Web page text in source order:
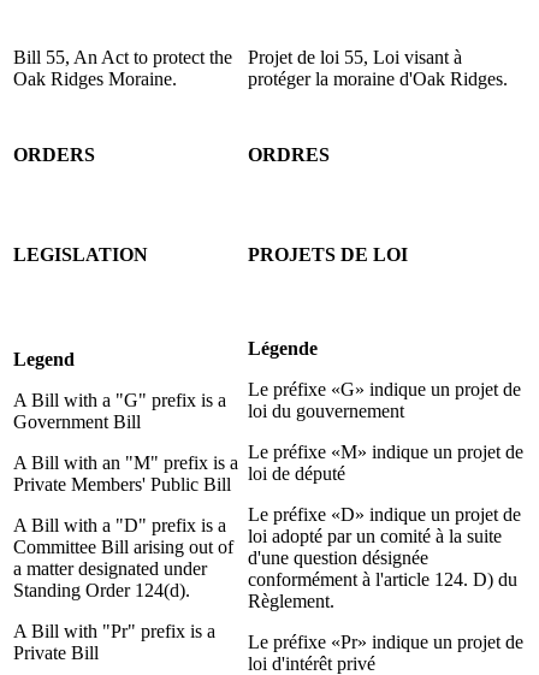
Bill 55, An Act to protect the
Oak Ridges Moraine.
Projet de loi 55, Loi visant à
protéger la moraine d'Oak Ridges.
ORDERS ORDRES
LEGISLATION PROJETS DE LOI
Legend
A Bill with a "G" prefix is a
Government Bill
A Bill with an "M" prefix is a
Private Members' Public Bill
A Bill with a "D" prefix is a
Committee Bill arising out of
a matter designated under
Standing Order 124(d).
A Bill with "Pr" prefix is a
Private Bill
Légende
Le préfixe «G» indique un projet de
loi du gouvernement
Le préfixe «M» indique un projet de
loi de député
Le préfixe «D» indique un projet de
loi adopté par un comité à la suite
d'une question désignée
conformément à l'article 124. D) du
Règlement.
Le préfixe «Pr» indique un projet de
loi d'intérêt privé